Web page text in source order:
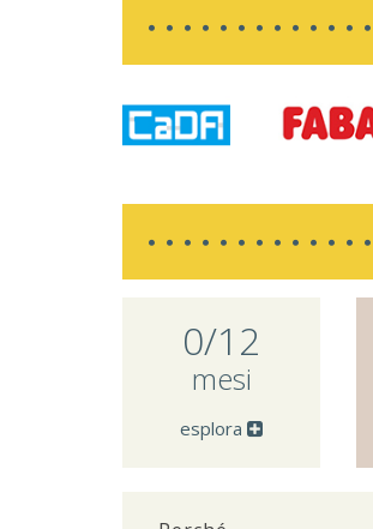
0/12
mesi
esplora